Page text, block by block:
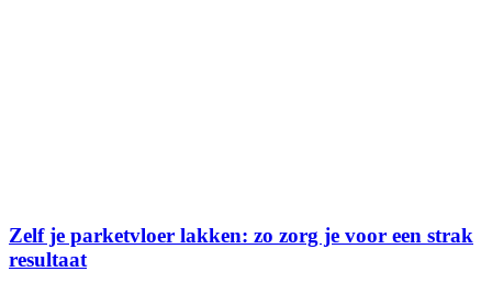
Zelf je parketvloer lakken: zo zorg je voor een strak
resultaat